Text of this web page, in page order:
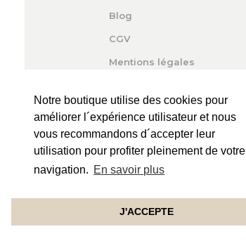
Notre boutique utilise des cookies pour
améliorer l´expérience utilisateur et nous
vous recommandons d´accepter leur
utilisation pour profiter pleinement de votre
navigation. En savoir plus
J'ACCEPTE
Blog
CGV
Mentions légales